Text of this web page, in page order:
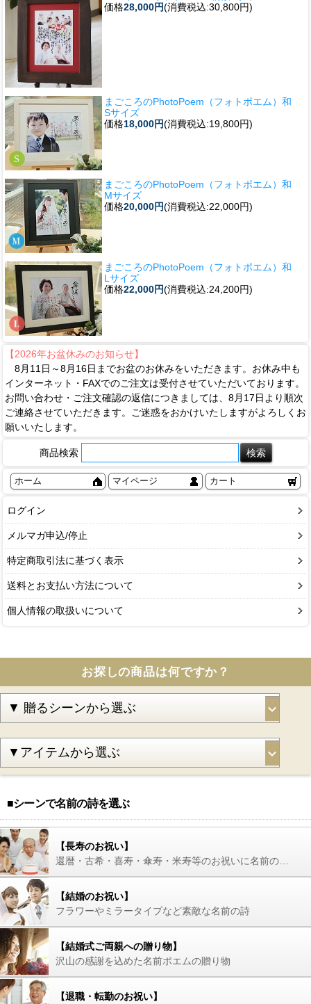
価格28,000円(消費税込:30,800円)
まごころのPhotoPoem（フォトポエム）和
Sサイズ
価格18,000円(消費税込:19,800円)
まごころのPhotoPoem（フォトポエム）和
Mサイズ
価格20,000円(消費税込:22,000円)
まごころのPhotoPoem（フォトポエム）和
Lサイズ
価格22,000円(消費税込:24,200円)
【2026年お盆休みのお知らせ】
8月11日～8月16日までお盆のお休みをいただきます。お休み中も
インターネット・FAXでのご注文は受付させていただいております。
お問い合わせ・ご注文確認の返信につきましては、8月17日より順次
ご連絡させていただきます。ご迷惑をおかけいたしますがよろしくお
願いいたします。
商品検索
ホーム マイページ カート
ログイン
メルマガ申込/停止
特定商取引法に基づく表示
送料とお支払い方法について
個人情報の取扱いについて
お探しの商品は何ですか？
■シーンで名前の詩を選ぶ
【長寿のお祝い】
【結婚のお祝い】
フラワーやミラータイプなど素敵な名前の詩
【結婚式ご両親への贈り物】
沢山の感謝を込めた名前ポエムの贈り物
【退職・転勤のお祝い】